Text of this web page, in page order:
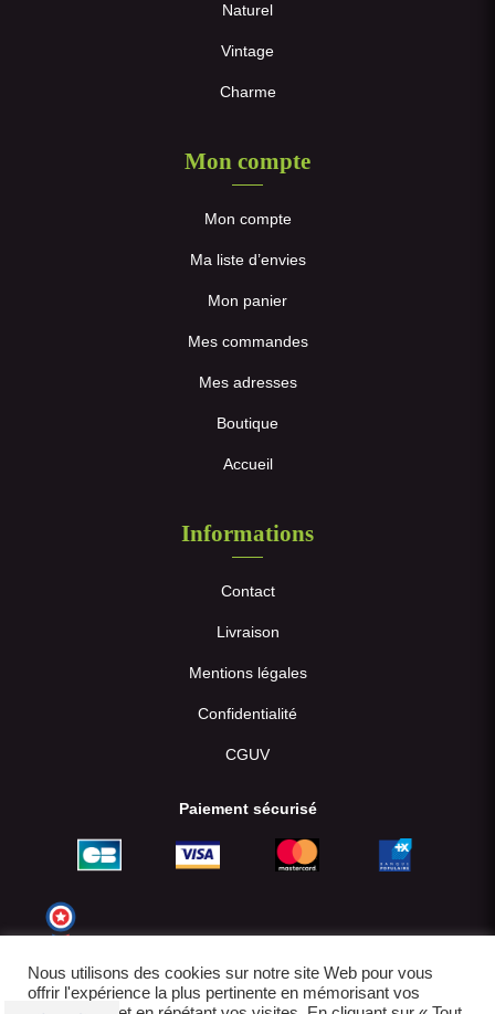
Naturel
Vintage
Charme
Mon compte
Mon compte
Ma liste d’envies
Mon panier
Mes commandes
Mes adresses
Boutique
Accueil
Informations
Contact
Livraison
Mentions légales
Confidentialité
CGUV
Paiement sécurisé
Nous utilisons des cookies sur notre site Web pour vous
offrir l'expérience la plus pertinente en mémorisant vos